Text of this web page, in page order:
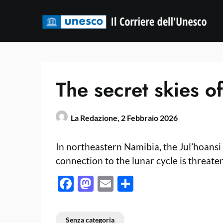
The secret skies
La Redazione, 2 Febbraio 2026
In northeastern Namibia, the
connection to the lunar cycle is
Facebook
Mastodon
Email
Senza categoria